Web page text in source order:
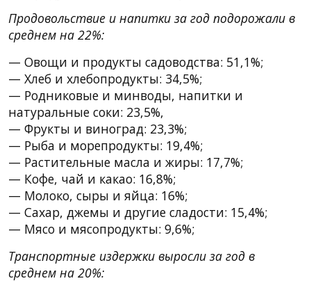
Продовольствие и напитки за год подорожали в
среднем на 22%:
— Овощи и продукты садоводства: 51,1%;
— Хлеб и хлебопродукты: 34,5%;
— Родниковые и минводы, напитки и
натуральные соки: 23,5%,
— Фрукты и виноград: 23,3%;
— Рыба и морепродукты: 19,4%;
— Растительные масла и жиры: 17,7%;
— Кофе, чай и какао: 16,8%;
— Молоко, сыры и яйца: 16%;
— Сахар, джемы и другие сладости: 15,4%;
— Мясо и мясопродукты: 9,6%;
Транспортные издержки выросли за год в
среднем на 20%: